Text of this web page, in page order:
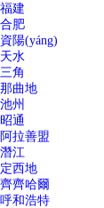
福建
合肥
資陽(yáng)
天水
三角
那曲地
池州
昭通
阿拉善盟
潛江
定西地
齊齊哈爾
呼和浩特